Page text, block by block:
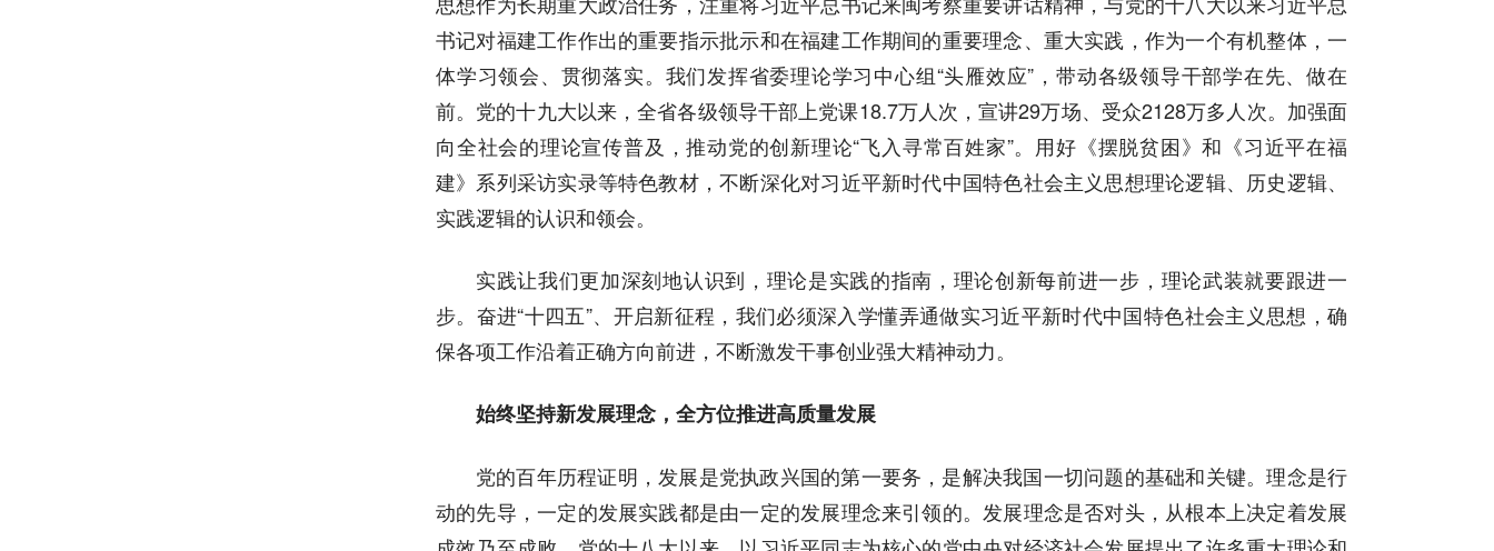
书记对福建工作作出的重要指示批示和在福建工作期间的重要理念、重大实践，作为一个有机整体，一
体学习领会、贯彻落实。我们发挥省委理论学习中心组“头雁效应”，带动各级领导干部学在先、做在
前。党的十九大以来，全省各级领导干部上党课18.7万人次，宣讲29万场、受众2128万多人次。加强面
向全社会的理论宣传普及，推动党的创新理论“飞入寻常百姓家”。用好《摆脱贫困》和《习近平在福
建》系列采访实录等特色教材，不断深化对习近平新时代中国特色社会主义思想理论逻辑、历史逻辑、
实践逻辑的认识和领会。
实践让我们更加深刻地认识到，理论是实践的指南，理论创新每前进一步，理论武装就要跟进一
步。奋进“十四五”、开启新征程，我们必须深入学懂弄通做实习近平新时代中国特色社会主义思想，确
保各项工作沿着正确方向前进，不断激发干事创业强大精神动力。
始终坚持新发展理念，全方位推进高质量发展
党的百年历程证明，发展是党执政兴国的第一要务，是解决我国一切问题的基础和关键。理念是行
动的先导，一定的发展实践都是由一定的发展理念来引领的。发展理念是否对头，从根本上决定着发展